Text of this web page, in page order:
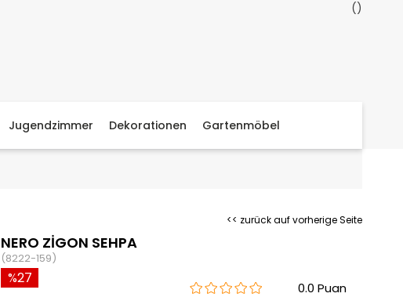
Jugendzimmer Dekorationen Gartenmöbel
<< zurück auf vorherige Seite
NERO ZİGON SEHPA
(8222-159)
0.0
27